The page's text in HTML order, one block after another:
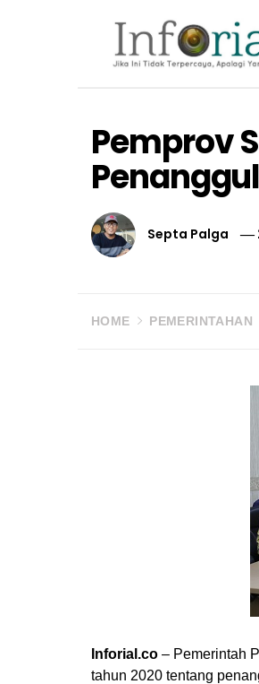
content
Pemprov
Septa Palga
HOME PEMERINTAHAN
Inforial.co – Pemerintah
tahun 2020 tentang